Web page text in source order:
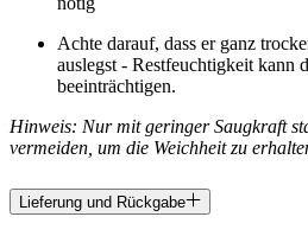
Achte darauf, dass er ganz
auslegst - Restfeuchtigkeit kann
beeinträchtigen.
Hinweis: Nur mit geringer Saugkraft
vermeiden, um die Weichheit zu
Lieferung und Rückgabe